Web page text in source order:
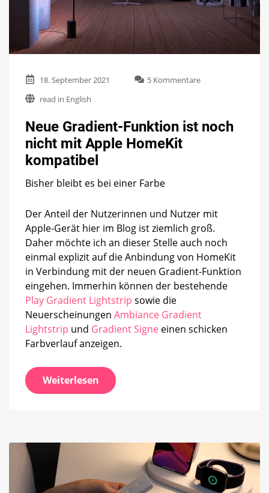
18. September 2021 5 Kommentarezu
ist
read in English
Neue Gradient-Funktion ist noch
nicht mit Apple HomeKit
kompatibel
Bisher bleibt es bei einer Farbe
Der Anteil der Nutzerinnen und Nutzer mit
Apple-Gerät hier im Blog ist ziemlich groß.
Daher möchte ich an dieser Stelle auch noch
einmal explizit auf die Anbindung von HomeKit
in Verbindung mit der neuen Gradient-Funktion
eingehen. Immerhin können der bestehende
Play Gradient Lightstrip sowie die
Neuerscheinungen Ambiance Gradient
Lightstrip und Gradient Signe einen schicken
Farbverlauf anzeigen.
Weiterlesen